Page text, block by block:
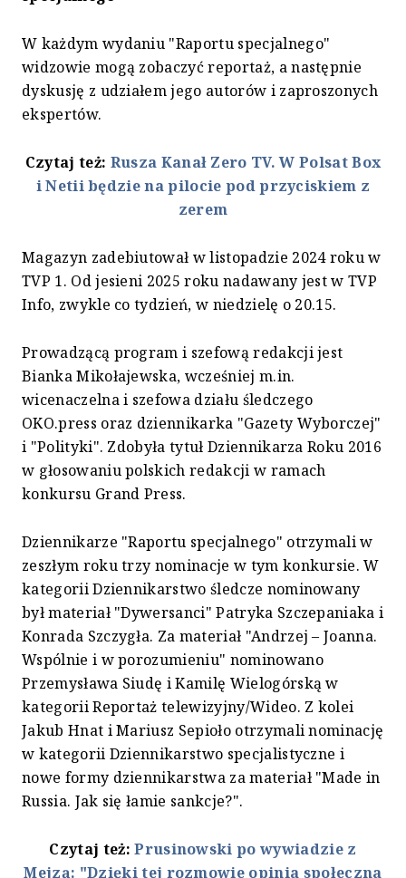
W każdym wydaniu "Raportu specjalnego"
widzowie mogą zobaczyć reportaż, a następnie
dyskusję z udziałem jego autorów i zaproszonych
ekspertów.
Czytaj też: Rusza Kanał Zero TV. W Polsat Box
i Netii będzie na pilocie pod przyciskiem z
zerem
Magazyn zadebiutował w listopadzie 2024 roku w
TVP 1. Od jesieni 2025 roku nadawany jest w TVP
Info, zwykle co tydzień, w niedzielę o 20.15.
Prowadzącą program i szefową redakcji jest
Bianka Mikołajewska, wcześniej m.in.
wicenaczelna i szefowa działu śledczego
OKO.press oraz dziennikarka "Gazety Wyborczej"
i "Polityki". Zdobyła tytuł Dziennikarza Roku 2016
w głosowaniu polskich redakcji w ramach
konkursu Grand Press.
Dziennikarze "Raportu specjalnego" otrzymali w
zeszłym roku trzy nominacje w tym konkursie. W
kategorii Dziennikarstwo śledcze nominowany
był materiał "Dywersanci" Patryka Szczepaniaka i
Konrada Szczygła. Za materiał "Andrzej – Joanna.
Wspólnie i w porozumieniu" nominowano
Przemysława Siudę i Kamilę Wielogórską w
kategorii Reportaż telewizyjny/Wideo. Z kolei
Jakub Hnat i Mariusz Sepioło otrzymali nominację
w kategorii Dziennikarstwo specjalistyczne i
nowe formy dziennikarstwa za materiał "Made in
Russia. Jak się łamie sankcje?".
Czytaj też:Prusinowski po wywiadzie z
Mejzą: "Dzięki tej rozmowie opinia społeczna